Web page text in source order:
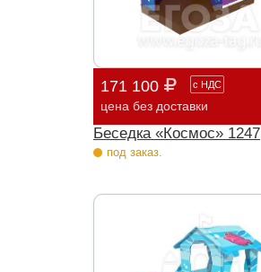
171 100 с НДС
цена без доставки
Беседка «Космос» 1247
под заказ.